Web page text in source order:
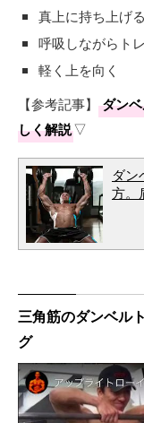
真上に持ち上げる
呼吸しながらト
軽く上を向く
【参考記事】
ダン
しく解説▽
ダン
方。
三角筋のダンベル
グ